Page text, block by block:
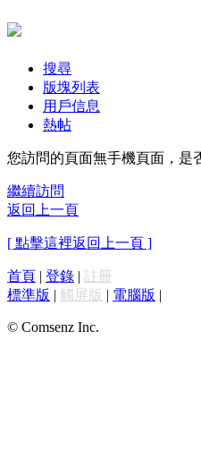
搜尋
版塊列表
用戶信息
熱帖
您訪問的頁面無手機頁面，是
繼續訪問
返回上一頁
[ 點擊這裡返回上一頁 ]
首頁 | 登錄 | 註冊
標準版 | 觸屏版 | 電腦版 |
© Comsenz Inc.